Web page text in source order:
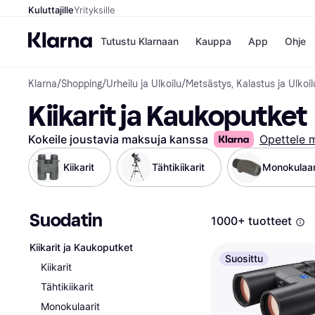
KuluttajilleYrityksille
Tutustu Klarnaan Kauppa
Kaupat
Gigantti
H&M
Peten
Wolt
App Ohje
Klarna/Shopping/Urheilu ja Ulkoilu/Metsästys, Kalastus ja
Kiikarit ja Kaukoputket
Kokeile joustavia maksuja kanssa Opettele
Kiikarit Tähtikiikarit
Suodatin
Kiikarit ja Kaukoputket
Kiikarit
Tähtikiikarit
Monokulaarit
1000+ tuotteet
Suosittu